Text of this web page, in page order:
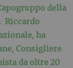
della
Riccardo
ha
Consigliere
da oltre 20